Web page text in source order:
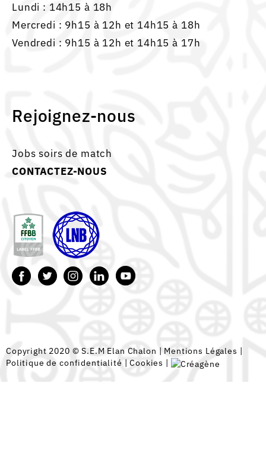
Lundi : 14h15 à 18h
Mercredi : 9h15 à 12h et 14h15 à 18h
Vendredi : 9h15 à 12h et 14h15 à 17h
Rejoignez-nous
Jobs soirs de match
CONTACTEZ-NOUS
Copyright 2020 © S.E.M Elan Chalon | Mentions Légales |
Politique de confidentialité |Cookies |